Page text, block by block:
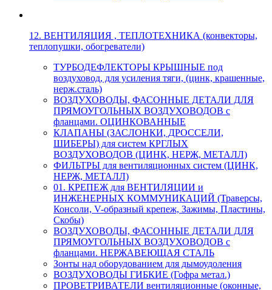
12. ВЕНТИЛЯЦИЯ , ТЕПЛОТЕХНИКА (конвекторы,
теплопушки, обогреватели)
ТУРБОДЕФЛЕКТОРЫ КРЫШНЫЕ под
воздуховод, для усиления тяги, (цинк, крашенные,
нерж.сталь)
ВОЗДУХОВОДЫ, ФАСОННЫЕ ДЕТАЛИ ДЛЯ
ПРЯМОУГОЛЬНЫХ ВОЗДУХОВОДОВ с
фланцами. ОЦИНКОВАННЫЕ
КЛАПАНЫ (ЗАСЛОНКИ, ДРОССЕЛИ,
ШИБЕРЫ) для систем КРГЛЫХ
ВОЗДУХОВОДОВ (ЦИНК, НЕРЖ, МЕТАЛЛ)
ФИЛЬТРЫ для вентиляционных систем (ЦИНК,
НЕРЖ, МЕТАЛЛ)
01. КРЕПЕЖ для ВЕНТИЛЯЦИИ и
ИНЖЕНЕРНЫХ КОММУНИКАЦИЙ (Траверсы,
Консоли, V-образный крепеж, Зажимы, Пластины,
Скобы)
ВОЗДУХОВОДЫ, ФАСОННЫЕ ДЕТАЛИ ДЛЯ
ПРЯМОУГОЛЬНЫХ ВОЗДУХОВОДОВ с
фланцами. НЕРЖАВЕЮЩАЯ СТАЛЬ
Зонты над оборудованием для дымоудоления
ВОЗДУХОВОДЫ ГИБКИЕ (Гофра метал.)
ПРОВЕТРИВАТЕЛИ вентиляционные (оконные,